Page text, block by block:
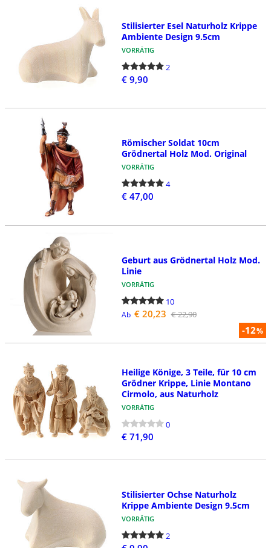
Stilisierter Esel Naturholz Krippe
Ambiente Design 9.5cm
VORRÄTIG
2
€ 9,90
Römischer Soldat 10cm
Grödnertal Holz Mod. Original
VORRÄTIG
4
€ 47,00
-12%
Geburt aus Grödnertal Holz Mod.
Linie
VORRÄTIG
10
Ab € 20,23 € 22,90
Heilige Könige, 3 Teile, für 10 cm
Grödner Krippe, Linie Montano
Cirmolo, aus Naturholz
VORRÄTIG
0
€ 71,90
Stilisierter Ochse Naturholz
Krippe Ambiente Design 9.5cm
VORRÄTIG
2